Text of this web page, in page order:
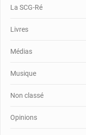
La SCG-Ré
Livres
Médias
Musique
Non classé
Opinions